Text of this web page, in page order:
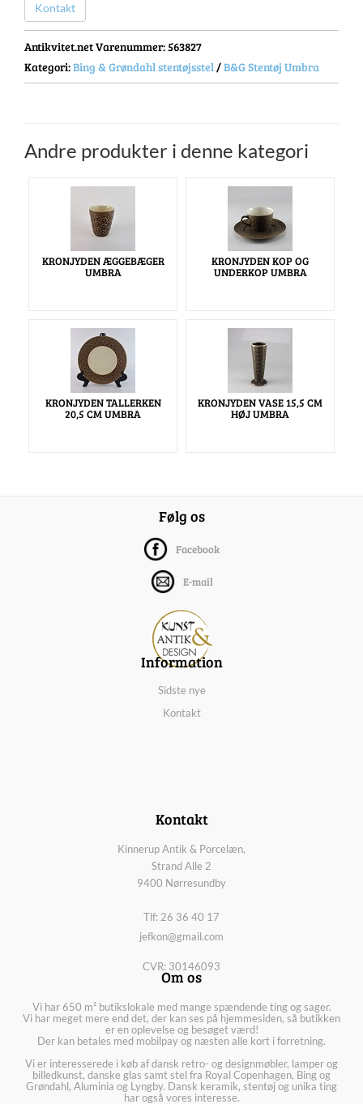
Kontakt
Antikvitet.net Varenummer: 563827
Kategori:Bing & Grøndahl stentøjsstel /B&G Stentøj Umbra
Andre produkter i denne kategori
KRONJYDEN ÆGGEBÆGER
UMBRA
KRONJYDEN KOP OG
UNDERKOP UMBRA
KRONJYDEN TALLERKEN
20,5 CM UMBRA
KRONJYDEN VASE 15,5 CM
HØJ UMBRA
Følg os
Facebook
E-mail
Information
Sidste nye
Kontakt
Kontakt
Kinnerup Antik & Porcelæn,
Strand Alle 2
9400 Nørresundby
Tlf: 26 36 40 17
jefkon@gmail.com
CVR: 30146093
Om os
Vi har 650 m² butikslokale med mange spændende ting og sager.
Vi har meget mere end det, der kan ses på hjemmesiden, så butikken
er en oplevelse og besøget værd!
Der kan betales med mobilpay og næsten alle kort i forretning.
Vi er interesserede i køb af dansk retro- og designmøbler, lamper og
billedkunst, danske glas samt stel fra Royal Copenhagen, Bing og
Grøndahl, Aluminia og Lyngby. Dansk keramik, stentøj og unika ting
har også vores interesse.